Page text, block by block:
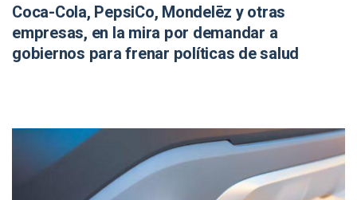
Coca-Cola, PepsiCo, Mondelēz y otras
empresas, en la mira por demandar a
gobiernos para frenar políticas de salud